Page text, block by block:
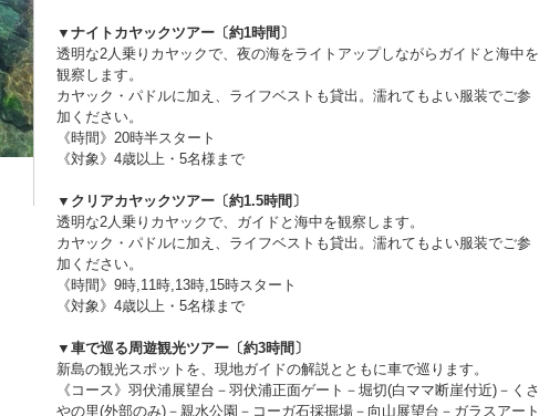
▼ナイトカヤックツアー〔約1時間〕
透明な2人乗りカヤックで、夜の海をライトアップしながらガイドと海中を
観察します。
カヤック・パドルに加え、ライフベストも貸出。濡れてもよい服装でご参
加ください。
《時間》20時半スタート
《対象》4歳以上・5名様まで
▼クリアカヤックツアー〔約1.5時間〕
透明な2人乗りカヤックで、ガイドと海中を観察します。
カヤック・パドルに加え、ライフベストも貸出。濡れてもよい服装でご参
加ください。
《時間》9時,11時,13時,15時スタート
《対象》4歳以上・5名様まで
▼車で巡る周遊観光ツアー〔約3時間〕
新島の観光スポットを、現地ガイドの解説とともに車で巡ります。
《コース》羽伏浦展望台－羽伏浦正面ゲート－堀切(白ママ断崖付近)－くさ
やの里(外部のみ)－親水公園－コーガ石採掘場－向山展望台－ガラスアート